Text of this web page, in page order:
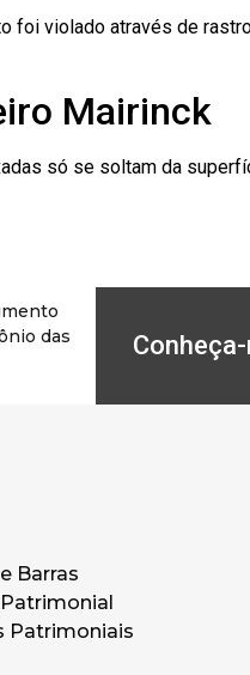
violado através de
Mairinck
só se soltam da
das
Barras
Patrimoniais